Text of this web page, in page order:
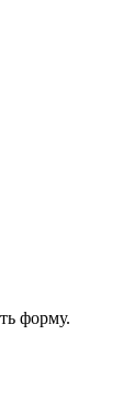
форму.